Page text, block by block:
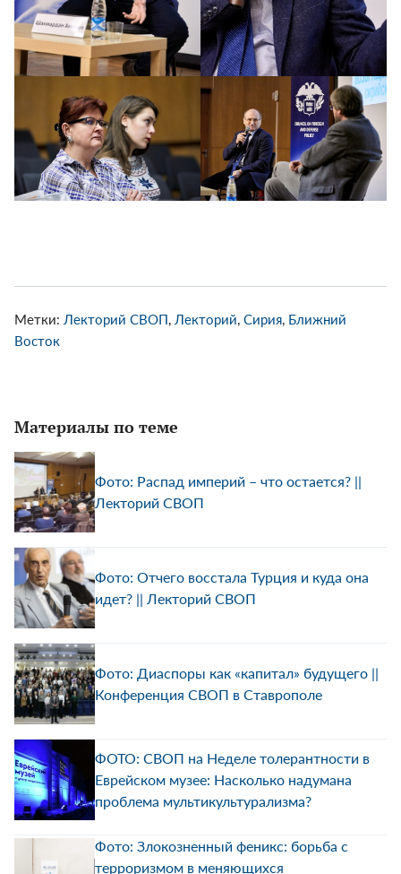
Метки: Лекторий СВОП, Лекторий, Сирия, Ближний
Восток
Материалы по теме
Фото: Распад империй – что остается? ||
Лекторий СВОП
Фото: Отчего восстала Турция и куда она
идет? || Лекторий СВОП
Фото: Диаспоры как «капитал» будущего ||
Конференция СВОП в Ставрополе
ФОТО: СВОП на Неделе толерантности в
Еврейском музее: Насколько надумана
проблема мультикультурализма?
Фото: Злокозненный феникс: борьба с
терроризмом в меняющихся